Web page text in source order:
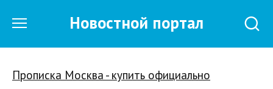
Новостной портал
Прописка Москва - купить официально